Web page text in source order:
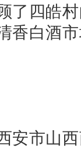
了四皓
香白酒
安市山